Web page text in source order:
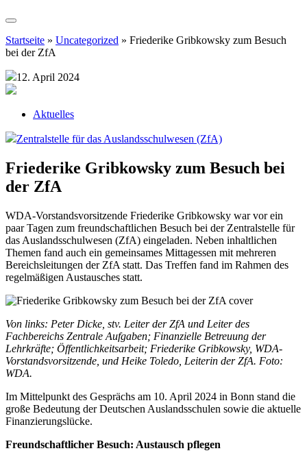
Startseite » Uncategorized » Friederike Gribkowsky zum Besuch
bei der ZfA
12. April 2024
Aktuelles
Zentralstelle für das Auslandsschulwesen (ZfA)
Friederike Gribkowsky zum Besuch bei
der ZfA
WDA-Vorstandsvorsitzende Friederike Gribkowsky war vor ein
paar Tagen zum freundschaftlichen Besuch bei der Zentralstelle für
das Auslandsschulwesen (ZfA) eingeladen. Neben inhaltlichen
Themen fand auch ein gemeinsames Mittagessen mit mehreren
Bereichsleitungen der ZfA statt. Das Treffen fand im Rahmen des
regelmäßigen Austausches statt.
Von links: Peter Dicke, stv. Leiter der ZfA und Leiter des
Fachbereichs Zentrale Aufgaben; Finanzielle Betreuung der
Lehrkräfte; Öffentlichkeitsarbeit; Friederike Gribkowsky, WDA-
Vorstandsvorsitzende, und Heike Toledo, Leiterin der ZfA. Foto:
WDA.
Im Mittelpunkt des Gesprächs am 10. April 2024 in Bonn stand die
große Bedeutung der Deutschen Auslandsschulen sowie die aktuelle
Finanzierungslücke.
Freundschaftlicher Besuch: Austausch pflegen